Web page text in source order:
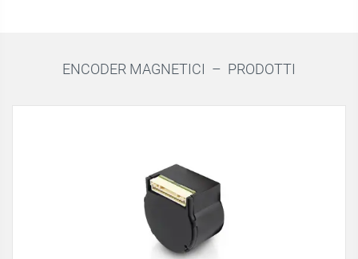
ENCODER MAGNETICI – PRODOTTI